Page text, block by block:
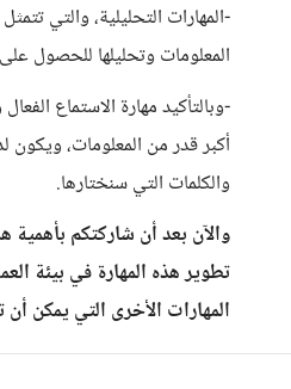
-المهارات التحليلية، والتي
المعلومات وتحليلها للحصول
-وبالتأكيد مهارة الاستماع
أكبر قدر من المعلومات، ويكون
والكلمات التي سنختارها.
والآن بعد أن شاركتكم بأهمية
تطوير هذه المهارة في بيئة
المهارات الأخرى التي يمكن أن